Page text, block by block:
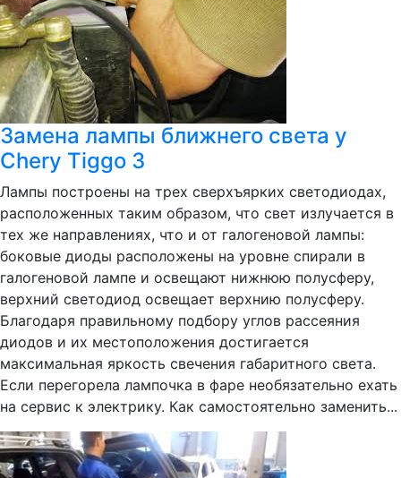
Замена лампы ближнего света у
Chery Tiggo 3
Лампы построены на трех сверхъярких светодиодах,
расположенных таким образом, что свет излучается в
тех же направлениях, что и от галогеновой лампы:
боковые диоды расположены на уровне спирали в
галогеновой лампе и освещают нижнюю полусферу,
верхний светодиод освещает верхнию полусферу.
Благодаря правильному подбору углов рассеяния
диодов и их местоположения достигается
максимальная яркость свечения габаритного света.
Если перегорела лампочка в фаре необязательно ехать
на сервис к электрику. Как самостоятельно заменить...